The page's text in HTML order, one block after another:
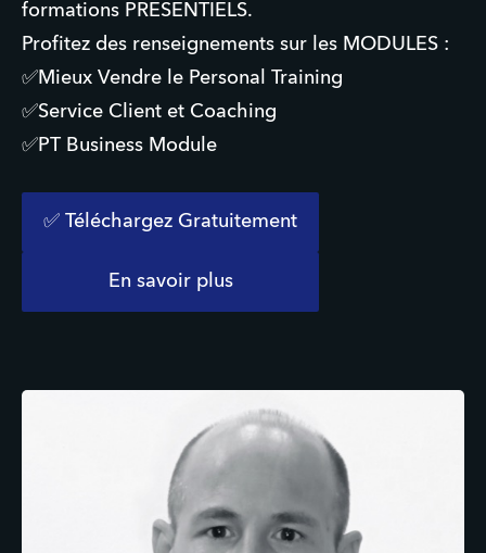
formations PRESENTIELS.
Profitez des renseignements sur les MODULES :
✅Mieux Vendre le Personal Training
✅Service Client et Coaching
✅PT Business Module
✅ Téléchargez Gratuitement
En savoir plus